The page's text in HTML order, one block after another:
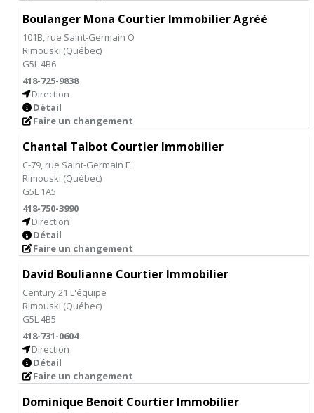
Boulanger Mona Courtier Immobilier Agréé
101B, rue Saint-Germain O
Rimouski (Québec)
G5L 4B6
418-725-9838
Direction
Détail
Faire un changement
Chantal Talbot Courtier Immobilier
C-79, rue Saint-Germain E
Rimouski (Québec)
G5L 1A5
418-750-3990
Direction
Détail
Faire un changement
David Boulianne Courtier Immobilier
Century 21 L'équipe
Rimouski (Québec)
G5L 4B5
418-731-0604
Direction
Détail
Faire un changement
Dominique Benoit Courtier Immobilier